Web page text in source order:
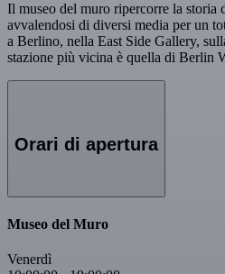
Il museo del muro ripercorre la storia
avvalendosi di diversi media per un
a Berlino, nella East Side Gallery,
stazione più vicina è quella di Berlin
Orari di apertura
Museo del Muro
Venerdì